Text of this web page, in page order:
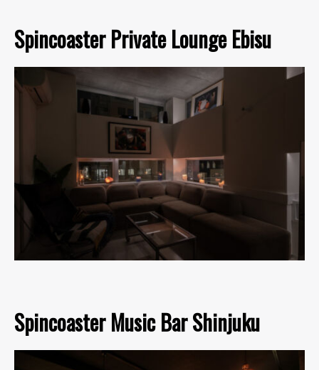
Spincoaster Private Lounge Ebisu
Spincoaster Music Bar Shinjuku